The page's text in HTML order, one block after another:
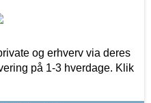
og erhverv via deres
på 1-3 hverdage. Klik